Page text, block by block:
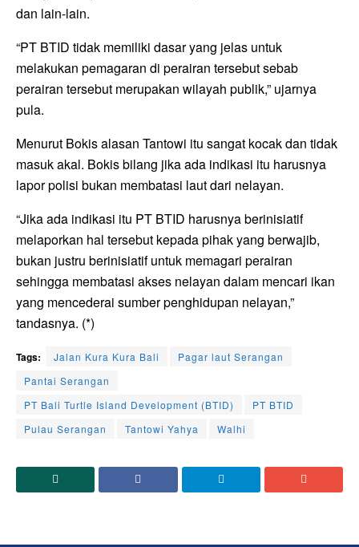
dan lain-lain.
“PT BTID tidak memiliki dasar yang jelas untuk
melakukan pemagaran di perairan tersebut sebab
perairan tersebut merupakan wilayah publik,” ujarnya
pula.
Menurut Bokis alasan Tantowi itu sangat kocak dan tidak
masuk akal. Bokis bilang jika ada indikasi itu harusnya
lapor polisi bukan membatasi laut dari nelayan.
“Jika ada indikasi itu PT BTID harusnya berinisiatif
melaporkan hal tersebut kepada pihak yang berwajib,
bukan justru berinisiatif untuk memagari perairan
sehingga membatasi akses nelayan dalam mencari ikan
yang mencederai sumber penghidupan nelayan,”
tandasnya. (*)
Tags: Jalan Kura Kura Bali
Pagar laut Serangan
Pantai Serangan
PT Bali Turtle Island Development (BTID)
PT BTID
Pulau Serangan
Tantowi Yahya Walhi